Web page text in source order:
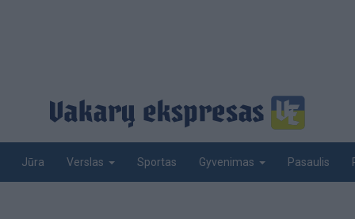
Jūra Verslas Sportas Gyvenimas Pasaulis